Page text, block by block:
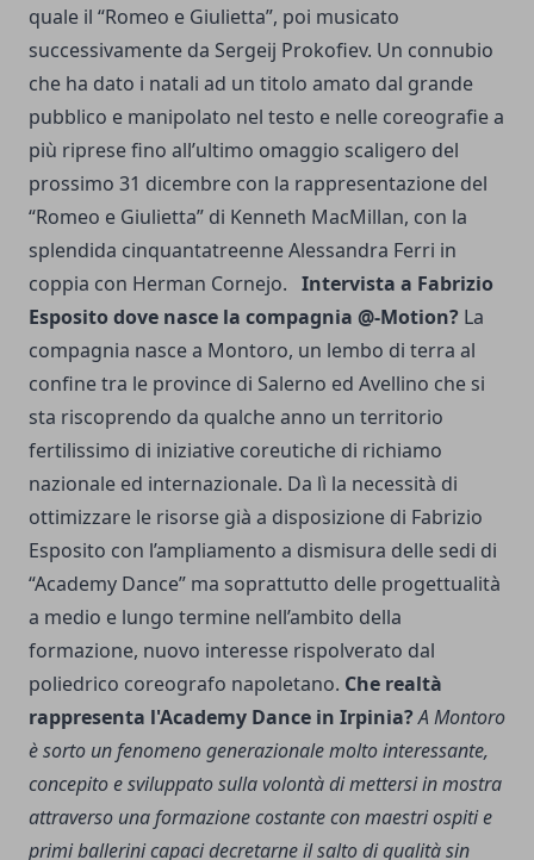
quale il “Romeo e Giulietta”, poi musicato
successivamente da Sergeij Prokofiev. Un connubio
che ha dato i natali ad un titolo amato dal grande
pubblico e manipolato nel testo e nelle coreografie a
più riprese fino all’ultimo omaggio scaligero del
prossimo 31 dicembre con la rappresentazione del
“Romeo e Giulietta” di Kenneth MacMillan, con la
splendida cinquantatreenne Alessandra Ferri in
coppia con Herman Cornejo. Intervista a Fabrizio
Esposito dove nasce la compagnia @-Motion? La
compagnia nasce a Montoro, un lembo di terra al
confine tra le province di Salerno ed Avellino che si
sta riscoprendo da qualche anno un territorio
fertilissimo di iniziative coreutiche di richiamo
nazionale ed internazionale. Da lì la necessità di
ottimizzare le risorse già a disposizione di Fabrizio
Esposito con l’ampliamento a dismisura delle sedi di
“Academy Dance” ma soprattutto delle progettualità
a medio e lungo termine nell’ambito della
formazione, nuovo interesse rispolverato dal
poliedrico coreografo napoletano. Che realtà
rappresenta l'Academy Dance in Irpinia?A Montoro
è sorto un fenomeno generazionale molto interessante,
concepito e sviluppato sulla volontà di mettersi in mostra
attraverso una formazione costante con maestri ospiti e
primi ballerini capaci decretarne il salto di qualità sin